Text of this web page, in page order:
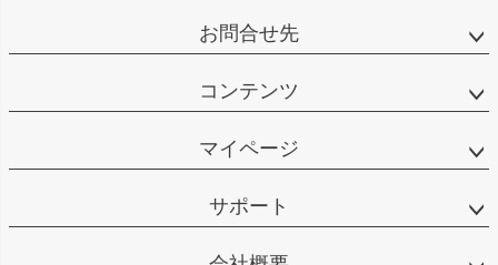
お問合せ先
コンテンツ
マイページ
サポート